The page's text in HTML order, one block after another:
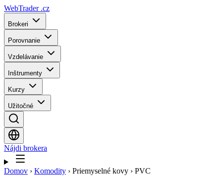
WebTrader .cz
Brokeri
Porovnanie
Vzdelávanie
Inštrumenty
Kurzy
Užitočné
Nájdi brokera
Domov › Komodity › Priemyselné kovy › PVC